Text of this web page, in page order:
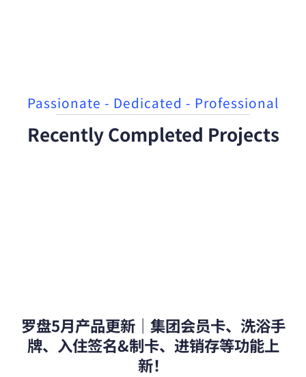
Passionate - Dedicated - Professional
Recently Completed Projects
罗盘5月产品更新｜集团会员卡、洗浴手
牌、入住签名&制卡、进销存等功能上
新！